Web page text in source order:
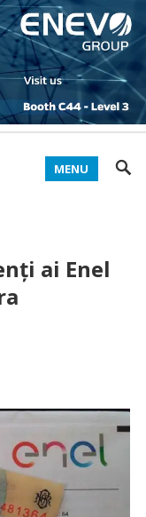
MENU
ai Enel